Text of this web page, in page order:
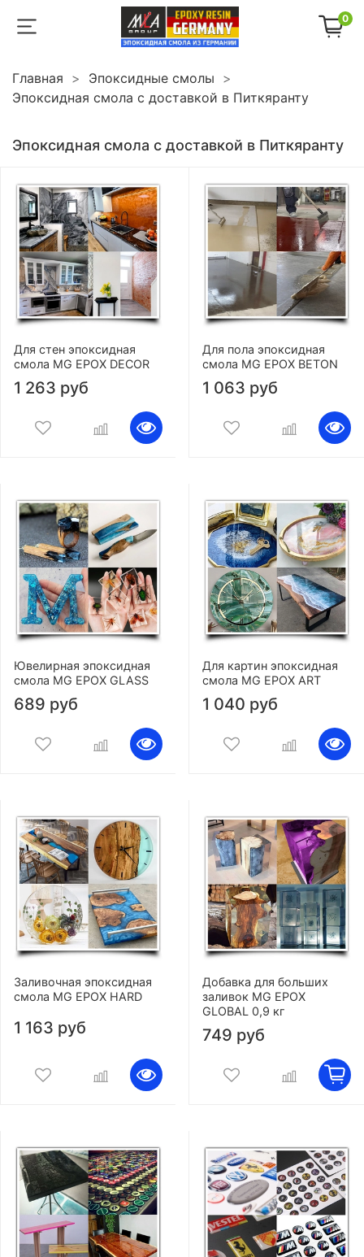
0
Главная
Эпоксидные смолы
Эпоксидная смола с доставкой в Питкяранту
Эпоксидная смола с доставкой в Питкяранту
Для стен эпоксидная
смола MG EPOX DECOR
1 263 руб
Для пола эпоксидная
смола MG EPOX BETON
1 063 руб
Ювелирная эпоксидная
смола MG EPOX GLASS
689 руб
Для картин эпоксидная
смола MG EPOX ART
1 040 руб
Заливочная эпоксидная
смола MG EPOX HARD
1 163 руб
Добавка для больших
заливок MG EPOX
GLOBAL 0,9 кг
749 руб